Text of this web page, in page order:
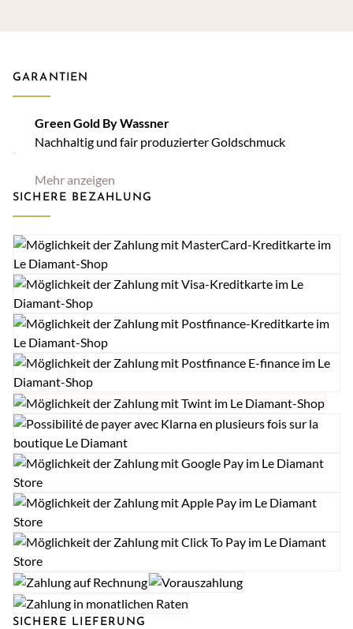
GARANTIEN
Green Gold By Wassner
Nachhaltig und fair produzierter Goldschmuck
Mehr anzeigen
SICHERE BEZAHLUNG
SICHERE LIEFERUNG